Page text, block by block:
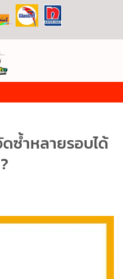
ดซ้ำหลายรอบได้